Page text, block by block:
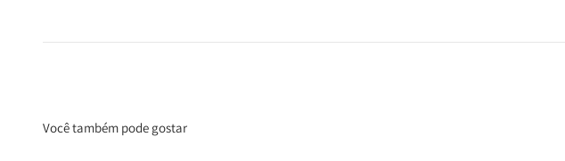
Você também pode gostar